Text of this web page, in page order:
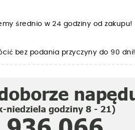
średnio w 24 godziny od zakupu!
bez podania przyczyny do 90 dni!